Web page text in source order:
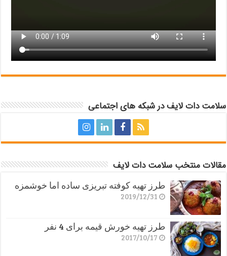
سلامت دات لایف در شبکه های اجتماعی
مقالات منتخب سلامت دات لایف
طرز تهیه کوفته تبریزی ساده اما خوشمزه
2019/12/31
طرز تهیه خورش قیمه برای 4 نفر
2017/10/17